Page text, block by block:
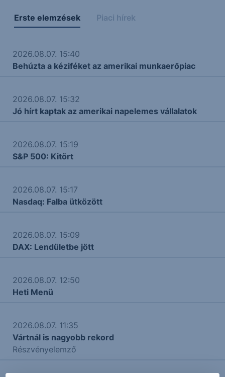
Erste elemzések Piaci hírek
2026.08.07. 15:40
Behúzta a kéziféket az amerikai munkaerőpiac
2026.08.07. 15:32
Jó hírt kaptak az amerikai napelemes vállalatok
2026.08.07. 15:19
S&P 500: Kitört
2026.08.07. 15:17
Nasdaq: Falba ütközött
2026.08.07. 15:09
DAX: Lendületbe jött
2026.08.07. 12:50
Heti Menü
2026.08.07. 11:35
Vártnál is nagyobb rekord
Részvényelemző